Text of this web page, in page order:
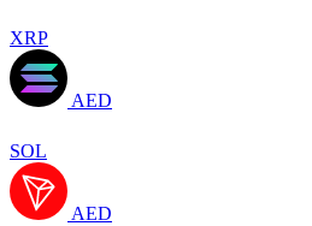
XRP
AED
SOL
AED